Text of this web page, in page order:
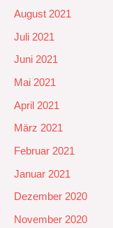
August 2021
Juli 2021
Juni 2021
Mai 2021
April 2021
März 2021
Februar 2021
Januar 2021
Dezember 2020
November 2020